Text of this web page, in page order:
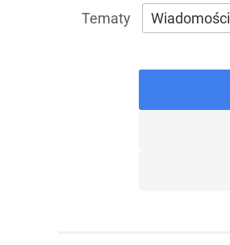
Wiadomości